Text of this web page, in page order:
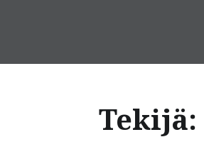
Tekijä: